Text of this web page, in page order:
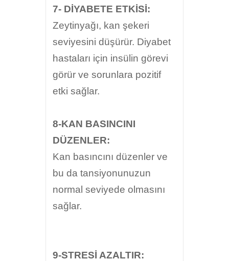
7- DİYABETE ETKİSİ:
Zeytinyağı, kan şekeri
seviyesini düşürür. Diyabet
hastaları için insülin görevi
görür ve sorunlara pozitif
etki sağlar.
8-KAN BASINCINI
DÜZENLER:
Kan basıncını düzenler ve
bu da tansiyonunuzun
normal seviyede olmasını
sağlar.
9-STRESİ AZALTIR: